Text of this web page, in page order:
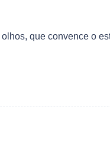
que convence o